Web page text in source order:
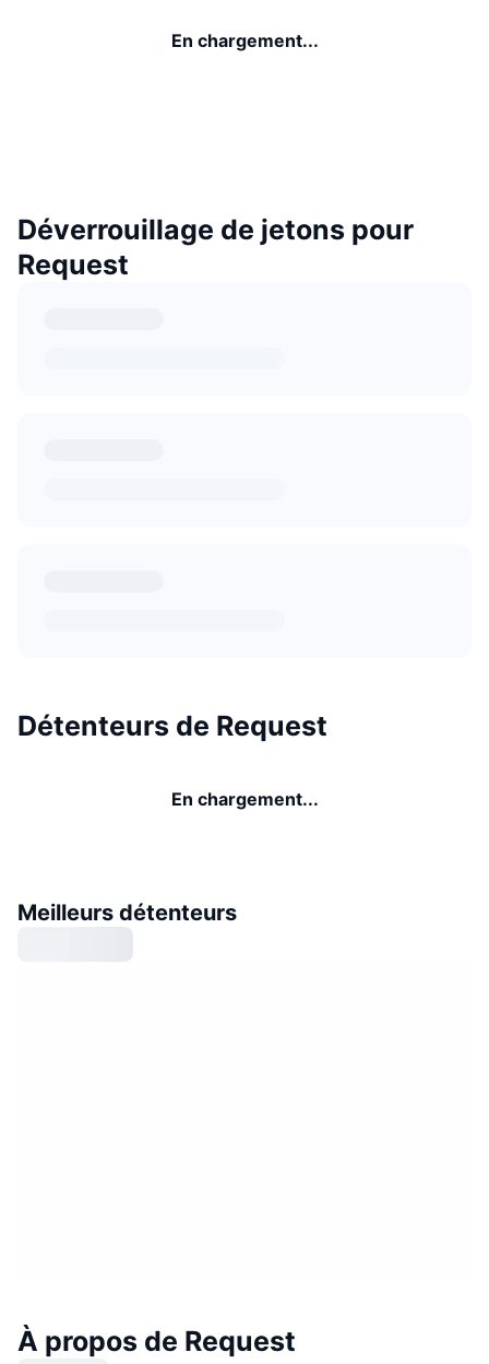
En chargement...
Déverrouillage de jetons pour
Request
Détenteurs de Request
En chargement...
Meilleurs détenteurs
À propos de Request